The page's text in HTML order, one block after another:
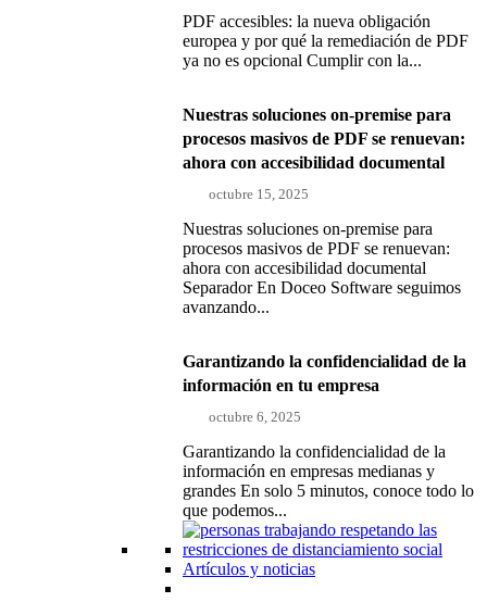
PDF accesibles: la nueva obligación
europea y por qué la remediación de PDF
ya no es opcional Cumplir con la...
Nuestras soluciones on-premise para
procesos masivos de PDF se renuevan:
ahora con accesibilidad documental
octubre 15, 2025
Nuestras soluciones on-premise para
procesos masivos de PDF se renuevan:
ahora con accesibilidad documental
Separador En Doceo Software seguimos
avanzando...
Garantizando la confidencialidad de la
información en tu empresa
octubre 6, 2025
Garantizando la confidencialidad de la
información en empresas medianas y
grandes En solo 5 minutos, conoce todo lo
que podemos...
Artículos y noticias